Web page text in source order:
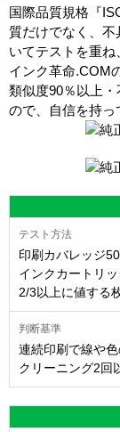
国際品質規格『
質だけでなく、
いてテストを重ね
インク革命.COM
類似度90％以上
ので、自信を持っ
印刷カバレッジ
インクカートリ
2/3以上に値する
連続印刷で線や色
クリーニング2回